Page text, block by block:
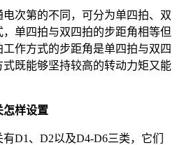
次第的不同，可分为单四拍、双
单四拍与双四拍的步距角相等但
作方式的步距角是单四拍与双四
既能够坚持较高的转动力矩又能
怎样设置
D1、D2以及D4-D6三类，它们